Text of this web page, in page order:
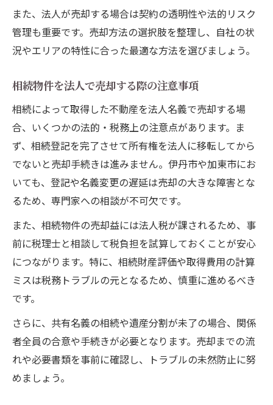
また、法人が売却する場合は契約の透明性や法的リスク
管理も重要です。売却方法の選択肢を整理し、自社の状
況やエリアの特性に合った最適な方法を選びましょう。
相続物件を法人で売却する際の注意事項
相続によって取得した不動産を法人名義で売却する場
合、いくつかの法的・税務上の注意点があります。ま
ず、相続登記を完了させて所有権を法人に移転してから
でないと売却手続きは進みません。伊丹市や加東市にお
いても、登記や名義変更の遅延は売却の大きな障害とな
るため、専門家への相談が不可欠です。
また、相続物件の売却益には法人税が課されるため、事
前に税理士と相談して税負担を試算しておくことが安心
につながります。特に、相続財産評価や取得費用の計算
ミスは税務トラブルの元となるため、慎重に進めるべき
です。
さらに、共有名義の相続や遺産分割が未了の場合、関係
者全員の合意や手続きが必要となります。売却までの流
れや必要書類を事前に確認し、トラブルの未然防止に努
めましょう。